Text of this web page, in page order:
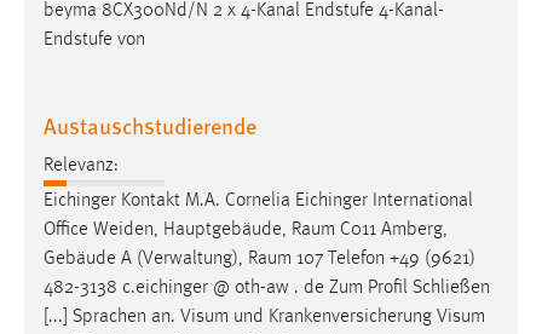
beyma 8CX300Nd/N 2 x 4-Kanal Endstufe 4-Kanal-
Endstufe von
Austauschstudierende
Relevanz:
Eichinger Kontakt M.A. Cornelia Eichinger International
Office Weiden, Hauptgebäude, Raum C011 Amberg,
Gebäude A (Verwaltung), Raum 107 Telefon +49 (9621)
482-3138 c.eichinger @ oth-aw . de Zum Profil Schließen
[...] Sprachen an. Visum und Krankenversicherung Visum